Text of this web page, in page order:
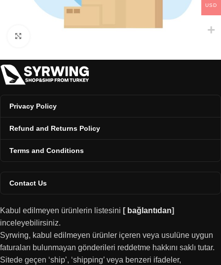
Privacy Policy
Refund and Returns Policy
Terms and Conditions
Contact Us
Kabul edilmeyen ürünlerin listesini [ bağlantıdan]
inceleyebilirsiniz.
Syrwing, kabul edilmeyen ürünler içeren veya usulüne uygun
faturaları bulunmayan gönderileri reddetme hakkını saklı tutar.
Sitede geçen ‘ship’, ‘shipping’ veya benzeri ifadeler,
USD